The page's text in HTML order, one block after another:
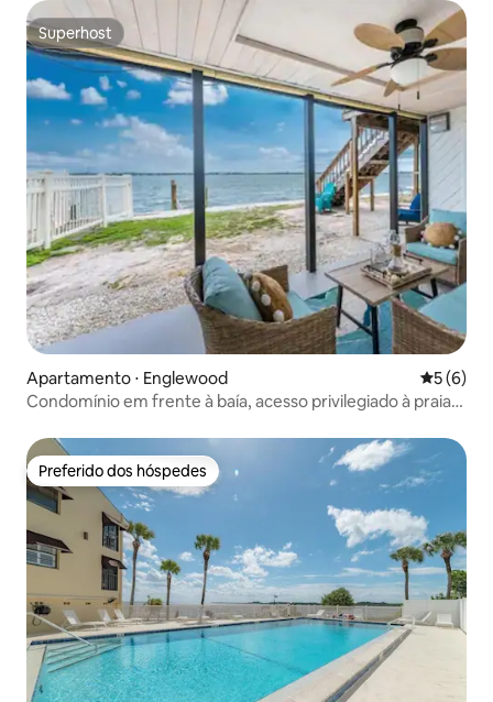
Superhost
Superhost
Apartamento ⋅ Englewood 5 de
5 (6)
Condomínio em frente à baía, acesso privilegiado à praia,
Preferido dos hóspedes
Preferido dos hóspedes